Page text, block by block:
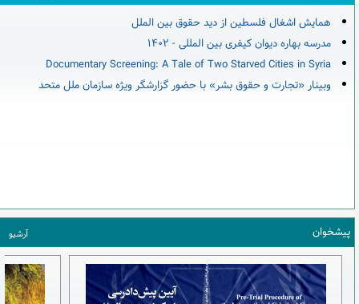
همایش اشغال فلسطین از دید حقوق بین الملل
مدرسه بهاره دیوان کیفری بین المللی - ۱۴۰۲
Documentary Screening: A Tale of Two Starved Cities in Syria
وبینار «تجارت و حقوق بشر» با حضور گزارشگر ویژه سازمان ملل متحد
پیشخوان آرشیو